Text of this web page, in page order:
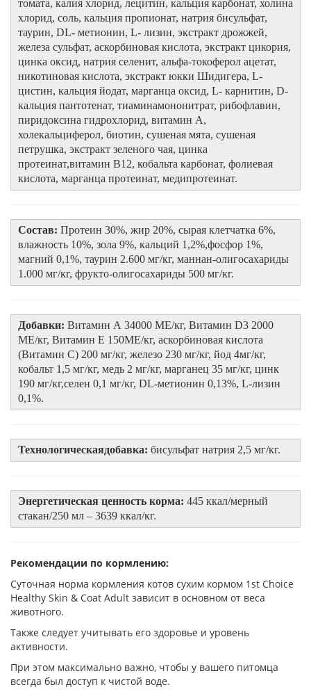
томата, калия хлорид, лецитин, кальция карбонат, холина
хлорид, соль, кальция пропионат, натрия бисульфат,
таурин, DL- метионин, L- лизин, экстракт дрожжей,
железа сульфат, аскорбиновая кислота, экстракт цикория,
цинка оксид, натрия селенит, альфа-токоферол ацетат,
никотиновая кислота, экстракт юкки Шидигера, L-
цистин, кальция йодат, марганца оксид, L- карнитин, D-
кальция пантотенат, тиаминамононитрат, рибофлавин,
пиридоксина гидрохлорид, витамин А,
холекальциферол, биотин, сушеная мята, сушеная
петрушка, экстракт зеленого чая, цинка
протеинат,витамин В12, кобальта карбонат, фолиевая
кислота, марганца протеинат, медипротеинат.
Состав: Протеин 30%, жир 20%, сырая клетчатка 6%,
влажность 10%, зола 9%, кальций 1,2%,фосфор 1%,
магний 0,1%, таурин 2.600 мг/кг, маннан-олигосахариды
1.000 мг/кг, фрукто-олигосахариды 500 мг/кг.
Добавки: Витамин А 34000 МЕ/кг, Витамин D3 2000
МЕ/кг, Витамин Е 150МЕ/кг, аскорбиновая кислота
(Витамин С) 200 мг/кг, железо 230 мг/кг, йод 4мг/кг,
кобальт 1,5 мг/кг, медь 2 мг/кг, марганец 35 мг/кг, цинк
190 мг/кг,селен 0,1 мг/кг, DL-метионин 0,13%, L-лизин
0,1%.
Технологическаядобавка: бисульфат натрия 2,5 мг/кг.
Энергетическая ценность корма: 445 ккал/мерный
стакан/250 мл – 3639 ккал/кг.
Рекомендации по кормлению:
Суточная норма кормления котов сухим кормом 1st Choice
Healthy Skin & Coat Adult зависит в основном от веса
животного.
Также следует учитывать его здоровье и уровень
активности.
При этом максимально важно, чтобы у вашего питомца
всегда был доступ к чистой воде.